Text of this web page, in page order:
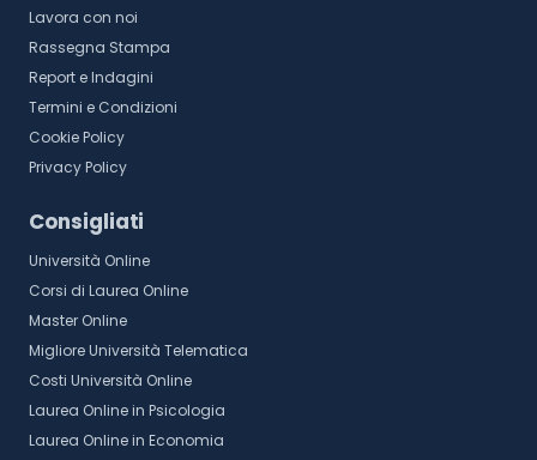
Lavora con noi
Rassegna Stampa
Report e Indagini
Termini e Condizioni
Cookie Policy
Privacy Policy
Consigliati
Università Online
Corsi di Laurea Online
Master Online
Migliore Università Telematica
Costi Università Online
Laurea Online in Psicologia
Laurea Online in Economia